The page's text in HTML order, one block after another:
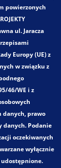
w
powierzonych
ul. Jaracza
Europy (UE) z
w związku z
46/WE i z
danych, prawo
danych. Podanie
oczekiwanych
wyłącznie
udostępnione.